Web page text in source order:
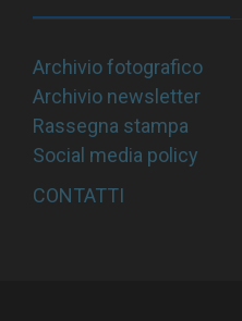
Archivio fotografico
Archivio newsletter
Rassegna stampa
Social media policy
CONTATTI